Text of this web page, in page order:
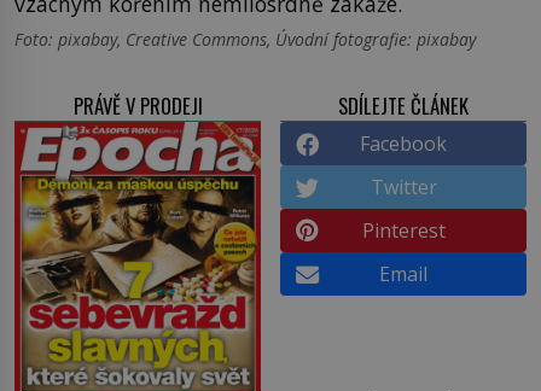
Foto: pixabay, Creative Commons, Úvodní fotografie: pixabay
PRÁVĚ V PRODEJI SDÍLEJTE ČLÁNEK
Facebook
Twitter
Pinterest
Email